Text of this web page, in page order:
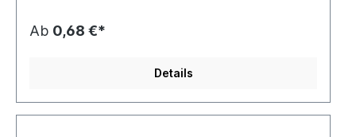
Ab 0,68 €*
Details